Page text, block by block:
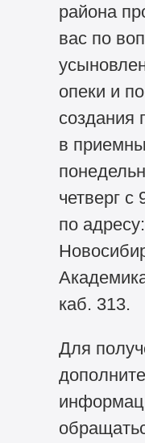
района
вас по
опеки и
создания
в
четверг
по
каб. 313.
Для